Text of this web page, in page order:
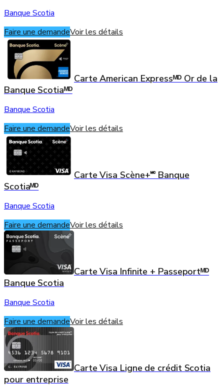
Banque Scotia
Faire une demandeVoir les détails
Carte American Expressᴹᴰ Or de la
Banque Scotiaᴹᴰ
Banque Scotia
Faire une demandeVoir les détails
Carte Visa Scène+🅪 Banque
Scotiaᴹᴰ
Banque Scotia
Faire une demandeVoir les détails
Carte Visa Infinite + Passeportᴹᴰ
Banque Scotia
Banque Scotia
Faire une demandeVoir les détails
Carte Visa Ligne de crédit Scotia
pour entreprise